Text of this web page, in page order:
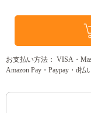
お支払い方法： VISA・
Amazon Pay・Paypay・d払